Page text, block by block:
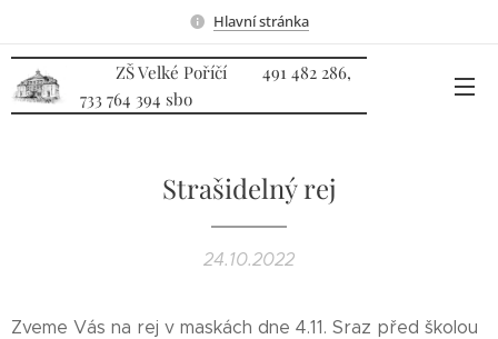
Hlavní stránka
ZŠ Velké Poříčí 491 482 286,
733 764 394 sbo
Strašidelný rej
24.10.2022
Zveme Vás na rej v maskách dne 4.11. Sraz před školou